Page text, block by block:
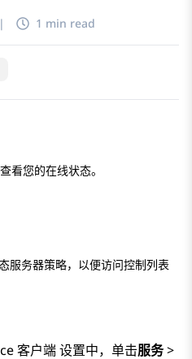
| 1 min read
看您的在线状态。
服务器策略，以便访问控制列表
客户端设置中，单击服务>